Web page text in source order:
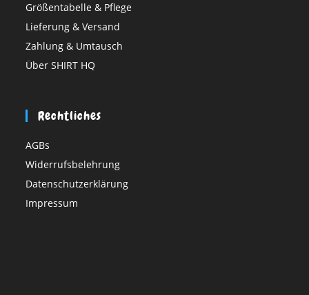
Größentabelle & Pflege
Lieferung & Versand
Zahlung & Umtausch
Über SHIRT HQ
Rechtliches
AGBs
Widerrufsbelehrung
Datenschutzerklärung
Impressum